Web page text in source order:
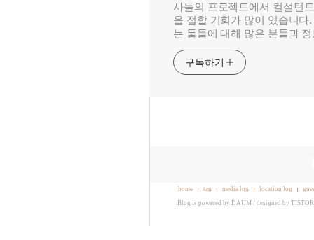
사들의 프로젝트에서 컬설턴
을 접할 기회가 많이 있습니
는 툴들에 대해 많은 분들과
구독하기
home tag media log location log
Blog is powered by DAUM / designed by